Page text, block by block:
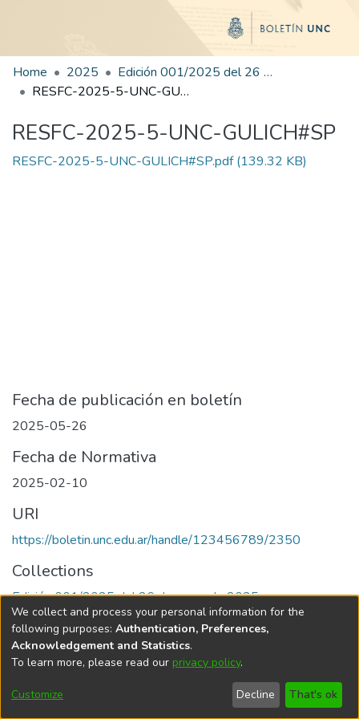
Home 2025
Edición 001/2025 del 26 de mayo de 2025
RESFC-2025-5-UNC-GULICH#SP
RESFC-2025-5-UNC-GULICH#SP
RESFC-2025-5-UNC-GULICH#SP.pdf(139.32 KB)
Fecha de publicación en boletín
2025-05-26
Fecha de Normativa
2025-02-10
URI
https://boletin.unc.edu.ar/handle/123456789/2350
Collections
Edición 001/2025 del 26 de mayo de 2025
Universidad Nacional de Córdoba
We collect and process your personal information for the
following purposes: Authentication, Preferences,
Acknowledgement and Statistics.
To learn more, please read our privacy policy.
Customize Decline That's ok